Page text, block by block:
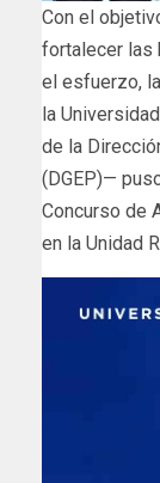
Con el
fortalecer las
el esfuerzo,
la
de la
(DGEP)—
Concurso de
en la Unidad